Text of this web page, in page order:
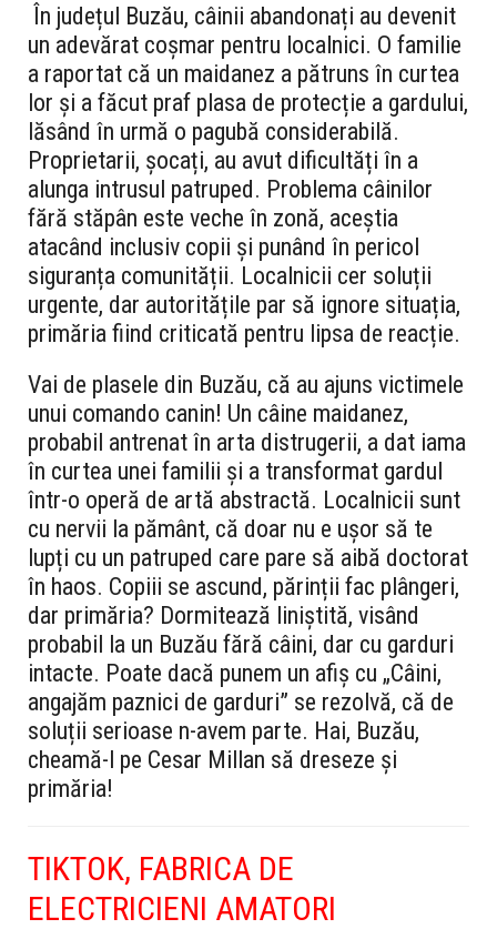
În județul Buzău, câinii abandonați au devenit
un adevărat coșmar pentru localnici. O familie
a raportat că un maidanez a pătruns în curtea
lor și a făcut praf plasa de protecție a gardului,
lăsând în urmă o pagubă considerabilă.
Proprietarii, șocați, au avut dificultăți în a
alunga intrusul patruped. Problema câinilor
fără stăpân este veche în zonă, aceștia
atacând inclusiv copii și punând în pericol
siguranța comunității. Localnicii cer soluții
urgente, dar autoritățile par să ignore situația,
primăria fiind criticată pentru lipsa de reacție.
Vai de plasele din Buzău, că au ajuns victimele
unui comando canin! Un câine maidanez,
probabil antrenat în arta distrugerii, a dat iama
în curtea unei familii și a transformat gardul
într-o operă de artă abstractă. Localnicii sunt
cu nervii la pământ, că doar nu e ușor să te
lupți cu un patruped care pare să aibă doctorat
în haos. Copiii se ascund, părinții fac plângeri,
dar primăria? Dormitează liniștită, visând
probabil la un Buzău fără câini, dar cu garduri
intacte. Poate dacă punem un afiș cu „Câini,
angajăm paznici de garduri” se rezolvă, că de
soluții serioase n-avem parte. Hai, Buzău,
cheamă-l pe Cesar Millan să dreseze și
primăria!
TIKTOK, FABRICA DE
ELECTRICIENI AMATORI